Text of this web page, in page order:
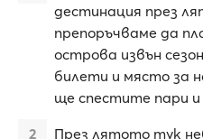
дестинация през
препоръчваме да
острова извън
билети и място за
ще спестите пари
През лятото тук